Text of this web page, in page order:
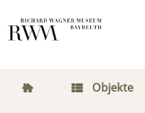
Objekte